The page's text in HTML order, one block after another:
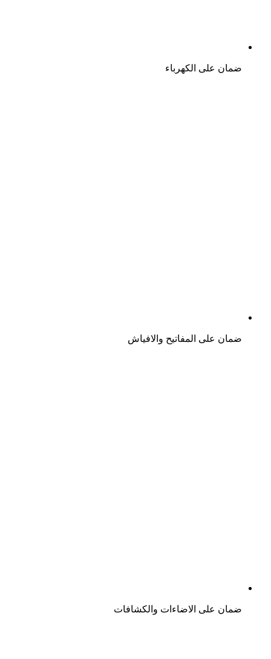
ضمان على الكهرباء
ضمان على المفاتيح والافياش
ضمان على الاضاءات والكشافات